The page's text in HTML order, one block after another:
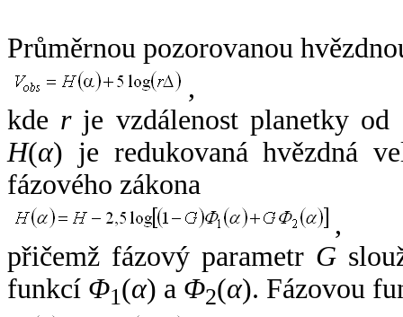
Průměrnou pozorovanou
,
kde rje vzdálenost planetky od
H(α) je redukovaná hvězdná
fázového zákona
,
přičemž fázový parametr G
funkcí Φ1(α) a Φ2(α). Fázovou